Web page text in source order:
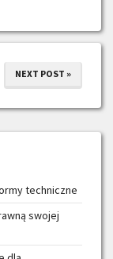
NEXT POST »
techniczne
swojej